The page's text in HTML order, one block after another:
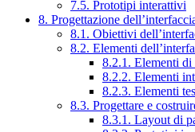
7.5. Prototipi interattivi
8. Progettazione
8.1. Obiettivi
8.2. Elementi
8.2.1. Elementi di
8.2.2. Elementi
8.2.3. Elementi
8.3. Progettare e
8.3.1. Layout di